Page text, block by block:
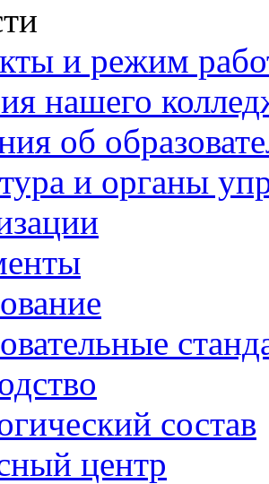
и режим
нашего
об
и органы
состав
центр